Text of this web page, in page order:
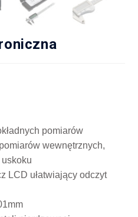
pomiarów
wewnętrznych,
uskoku
LCD ułatwiający odczyt